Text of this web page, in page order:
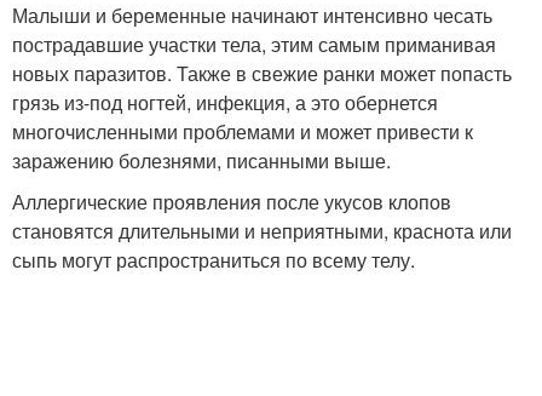
Малыши и беременные начинают интенсивно чесать
пострадавшие участки тела, этим самым приманивая
новых паразитов. Также в свежие ранки может попасть
грязь из-под ногтей, инфекция, а это обернется
многочисленными проблемами и может привести к
заражению болезнями, писанными выше.
Аллергические проявления после укусов клопов
становятся длительными и неприятными, краснота или
сыпь могут распространиться по всему телу.